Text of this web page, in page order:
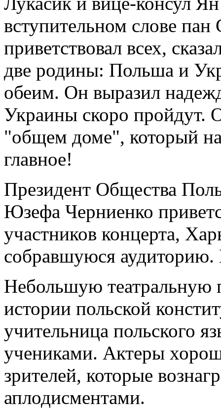
вступительном слове пан
приветствовал всех,
две родины: Польша и
обеим. Он выразил
Украины скоро пройдут.
"общем доме", который
главное!
Президент Общества
Юзефа Черниенко
участников концерта,
собравшуюся аудиторию.
Небольшую театральную
истории польской
учительница польского
учениками. Актеры
зрителей, которые
аплодисментами.